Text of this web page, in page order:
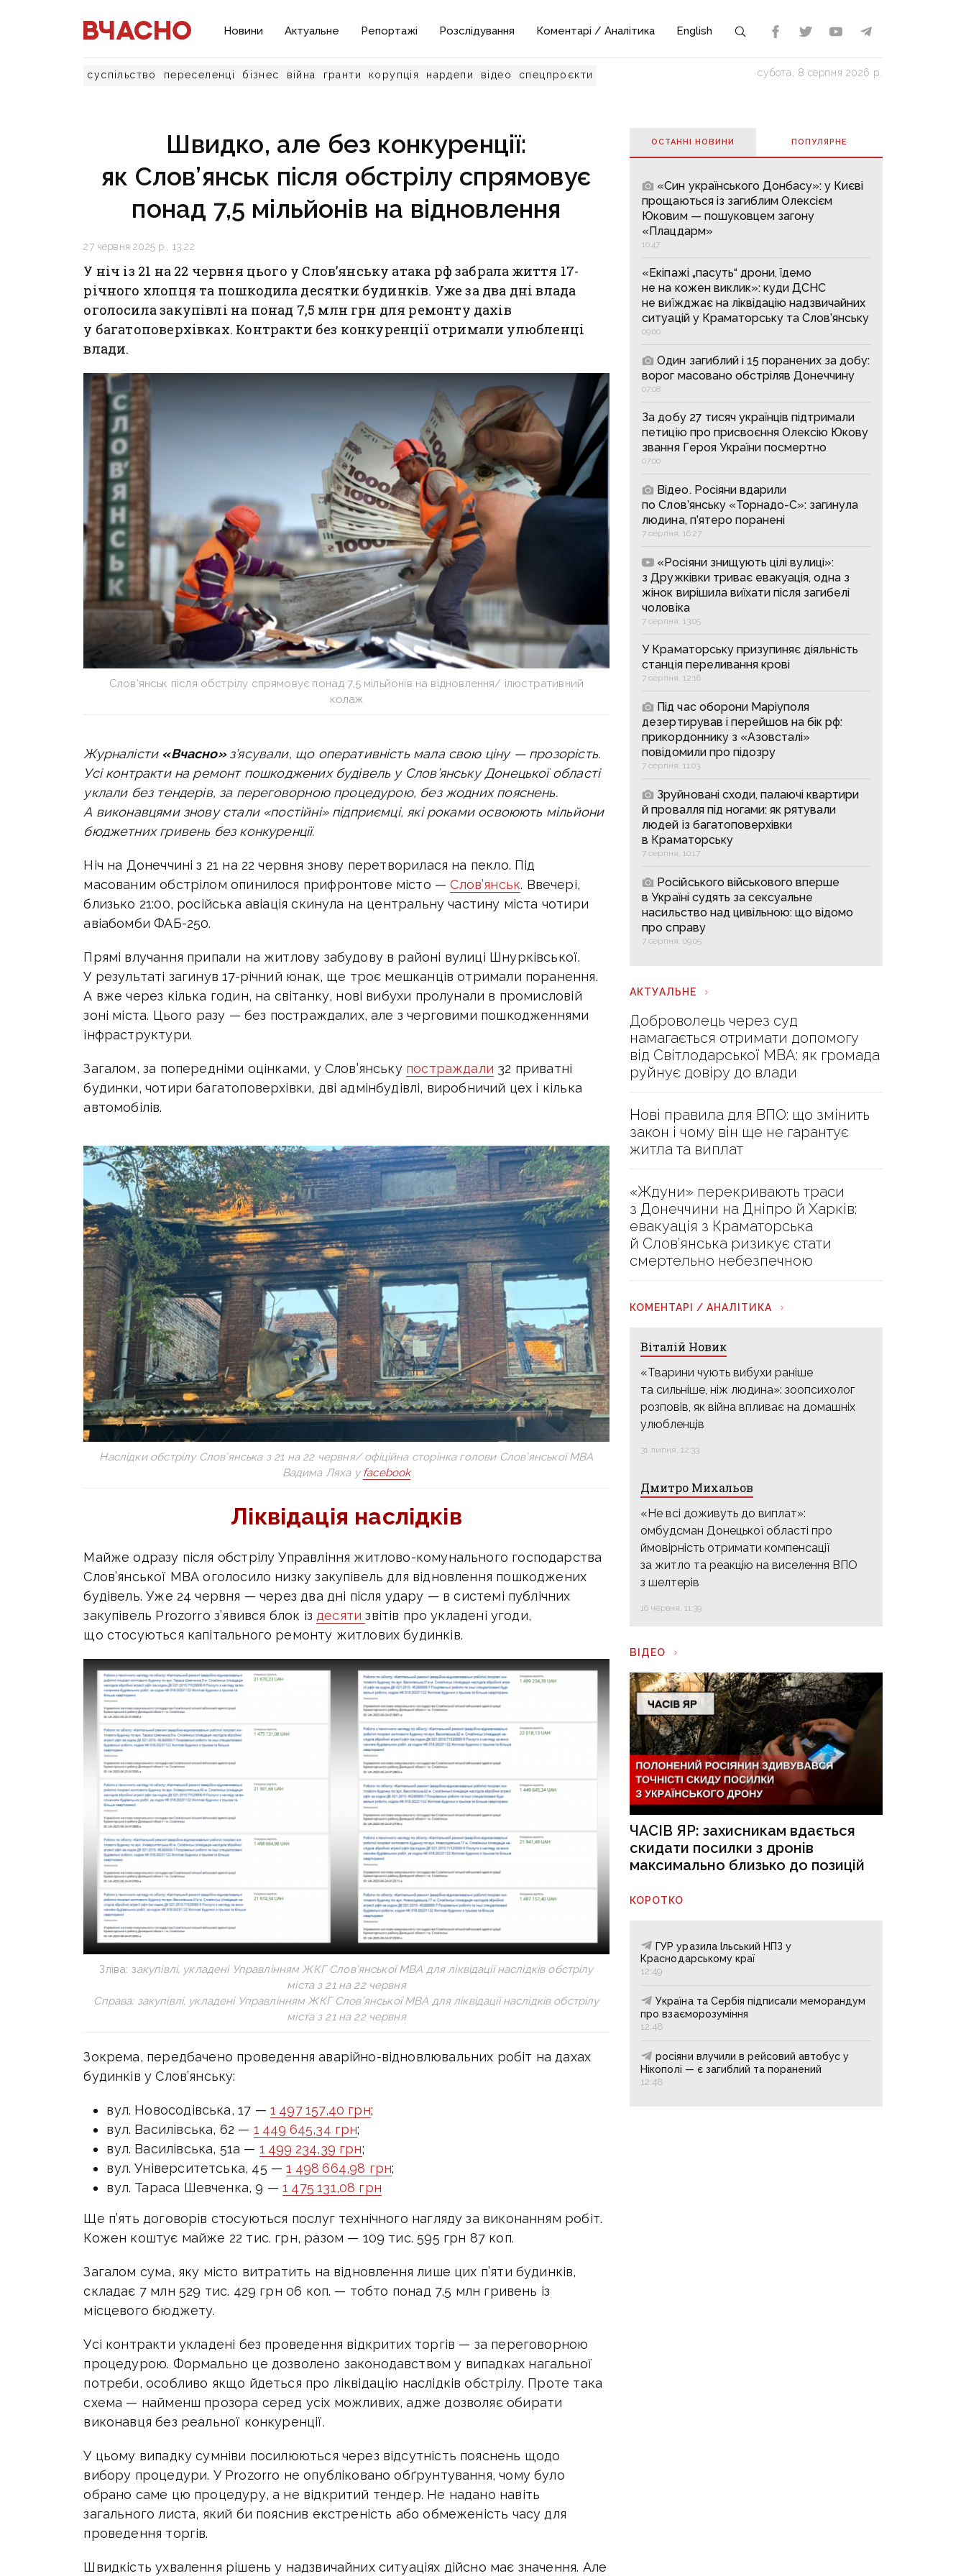
Новини Актуальне Репортажі Розслідування Коментарі / Аналітика English
суспільство переселенці бізнес війна гранти корупція нардепи відео спецпроєкти субота, 8 серпня 2026 р.
Швидко, але без конкуренції:
як Слов’янськ після обстрілу спрямовує
понад 7,5 мільйонів на відновлення
27 червня 2025 р., 13:22
У ніч із 21 на 22 червня цього у Слов’янську атака рф забрала життя 17-
річного хлопця та пошкодила десятки будинків. Уже за два дні влада
оголосила закупівлі на понад 7,5 млн грн для ремонту дахів
у багатоповерхівках. Контракти без конкуренції отримали улюбленці
влади.
Слов’янськ після обстрілу спрямовує понад 7,5 мільйонів на відновлення/ ілюстративний
колаж
Журналісти «Вчасно»з’ясували, що оперативність мала свою ціну — прозорість.
Усі контракти на ремонт пошкоджених будівель у Слов’янську Донецької області
уклали без тендерів, за переговорною процедурою, без жодних пояснень.
А виконавцями знову стали «постійні» підприємці, які роками освоюють мільйони
бюджетних гривень без конкуренції.
Ніч на Донеччині з 21 на 22 червня знову перетворилася на пекло. Під
масованим обстрілом опинилося прифронтове місто —Слов’янськ. Ввечері,
близько 21:00, російська авіація скинула на центральну частину міста чотири
авіабомби ФАБ-250.
Прямі влучання припали на житлову забудову в районі вулиці Шнурківської.
У результаті загинув 17-річний юнак, ще троє мешканців отримали поранення.
А вже через кілька годин, на світанку, нові вибухи пролунали в промисловій
зоні міста. Цього разу — без постраждалих, але з черговими пошкодженнями
інфраструктури.
Загалом, за попередніми оцінками, у Слов’янську постраждали 32 приватні
будинки, чотири багатоповерхівки, дві адмінбудівлі, виробничий цех і кілька
автомобілів.
Наслідки обстрілу Слов’янська з 21 на 22 червня/ офіційна сторінка голови Слов’янської МВА
Вадима Ляха уfacebook
Ліквідація наслідків
Майже одразу після обстрілу Управління житлово-комунального господарства
Слов’янської МВА оголосило низку закупівель для відновлення пошкоджених
будівель. Уже 24 червня — через два дні після удару — в системі публічних
закупівель Prozorro з’явився блок із десятизвітів про укладені угоди,
що стосуються капітального ремонту житлових будинків.
Зліва: закупівлі, укладені Управлінням ЖКГ Слов’янської МВА для ліквідації наслідків обстрілу
міста з 21 на 22 червня
Справа: закупівлі, укладені Управлінням ЖКГ Слов’янської МВА для ліквідації наслідків обстрілу
міста з 21 на 22 червня
Зокрема, передбачено проведення аварійно-відновлювальних робіт на дахах
будинків у Слов’янську:
вул. Новосодівська, 17 — 1 497 157,40 грн;
вул. Василівська, 62 — 1 449 645,34 грн;
вул. Василівська, 51а — 1 499 234,39 грн;
вул. Університетська, 45 —1 498 664,98 грн;
вул. Тараса Шевченка, 9 —1 475 131,08 грн
Ще п’ять договорів стосуються послуг технічного нагляду за виконанням робіт.
Кожен коштує майже 22 тис. грн, разом — 109 тис. 595 грн 87 коп.
Загалом сума, яку місто витратить на відновлення лише цих п’яти будинків,
складає 7 млн 529 тис. 429 грн 06 коп. — тобто понад 7,5 млн гривень із
місцевого бюджету.
Усі контракти укладені без проведення відкритих торгів — за переговорною
процедурою. Формально це дозволено законодавством у випадках нагальної
потреби, особливо якщо йдеться про ліквідацію наслідків обстрілу. Проте така
схема — найменш прозора серед усіх можливих, адже дозволяє обирати
виконавця без реальної конкуренції.
У цьому випадку сумніви посилюються через відсутність пояснень щодо
вибору процедури. У Prozorro не опубліковано обґрунтування, чому було
обрано саме цю процедуру, а не відкритий тендер. Не надано навіть
загального листа, який би пояснив екстреність або обмеженість часу для
проведення торгів.
Швидкість ухвалення рішень у надзвичайних ситуаціях дійсно має значення. Але
ОСТАННІ НОВИНИ ПОПУЛЯРНE
«Син українського Донбасу»: у Києві
прощаються із загиблим Олексієм
Юковим — пошуковцем загону
«Плацдарм»
10:47
«Екіпажі „пасуть“ дрони, їдемо
не на кожен виклик»: куди ДСНС
не виїжджає на ліквідацію надзвичайних
ситуацій у Краматорську та Слов’янську
09:00
Один загиблий і 15 поранених за добу:
ворог масовано обстріляв Донеччину
07:08
За добу 27 тисяч українців підтримали
петицію про присвоєння Олексію Юкову
звання Героя України посмертно
07:00
Відео. Росіяни вдарили
по Слов’янську «Торнадо-С»: загинула
людина, п’ятеро поранені
7 серпня, 16:27
«Росіяни знищують цілі вулиці»:
з Дружківки триває евакуація, одна з
жінок вирішила виїхати після загибелі
чоловіка
7 серпня, 13:05
У Краматорську призупиняє діяльність
станція переливання крові
7 серпня, 12:16
Під час оборони Маріуполя
дезертирував і перейшов на бік рф:
прикордоннику з «Азовсталі»
повідомили про підозру
7 серпня, 11:03
Зруйновані сходи, палаючі квартири
й провалля під ногами: як рятували
людей із багатоповерхівки
в Краматорську
7 серпня, 10:17
Російського військового вперше
в Україні судять за сексуальне
насильство над цивільною: що відомо
про справу
7 серпня, 09:05
АКТУАЛЬНЕ
Доброволець через суд
намагається отримати допомогу
від Світлодарської МВА: як громада
руйнує довіру до влади
Нові правила для ВПО: що змінить
закон і чому він ще не гарантує
житла та виплат
«Ждуни» перекривають траси
з Донеччини на Дніпро й Харків:
евакуація з Краматорська
й Слов’янська ризикує стати
смертельно небезпечною
КОМЕНТАРІ / АНАЛІТИКА
Віталій Новик
«Тварини чують вибухи раніше
та сильніше, ніж людина»: зоопсихолог
розповів, як війна впливає на домашніх
улюбленців
31 липня, 12:33
Дмитро Михальов
«Не всі доживуть до виплат»:
омбудсман Донецької області про
ймовірність отримати компенсації
за житло та реакцію на виселення ВПО
з шелтерів
16 червня, 11:39
ВІДЕО
ЧАСІВ ЯР: захисникам вдається
скидати посилки з дронів
максимально близько до позицій
КОРОТКО
ГУР уразила Ільський НПЗ у
Краснодарському краї
12:49
Україна та Сербія підписали меморандум
про взаєморозуміння
12:48
росіяни влучили в рейсовий автобус у
Нікополі — є загиблий та поранений
12:48